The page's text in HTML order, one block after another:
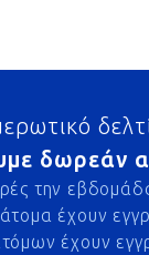
δωρεάν
την
έχουν
έχουν